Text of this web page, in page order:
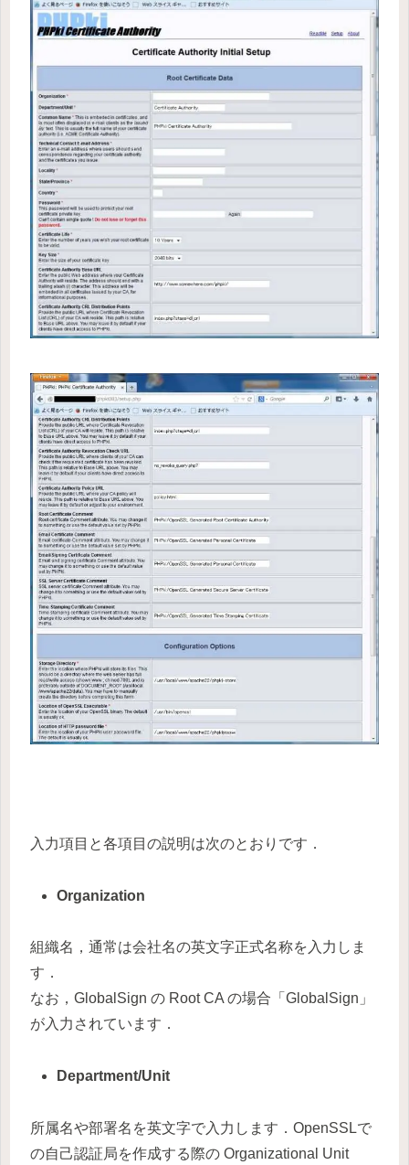
入力項目と各項目の説明は次のとおりです．
Organization
組織名，通常は会社名の英文字正式名称を入力しま
す．
なお，GlobalSign の Root CA の場合「GlobalSign」
が入力されています．
Department/Unit
所属名や部署名を英文字で入力します．OpenSSLで
の自己認証局を作成する際の Organizational Unit